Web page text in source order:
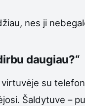
nes ji
daugiau?“
su
Šaldytuve –